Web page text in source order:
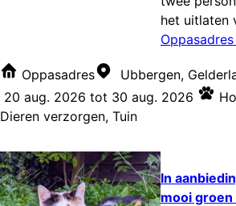
het uitlaten
Oppasadres
Ubbergen,
20 aug. 2026 tot 30 aug. 2026
Dieren verzorgen, Tuin
In
mooi